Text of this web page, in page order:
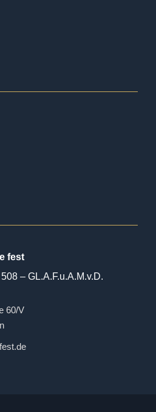
fest
– GL.A.F.u.A.M.v.D.
60/V